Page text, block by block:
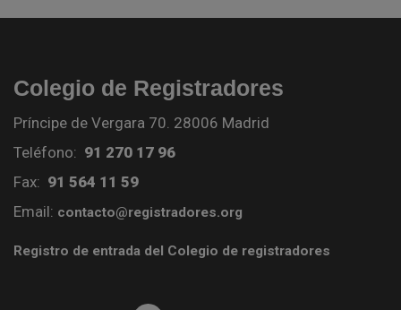
Colegio de Registradores
Príncipe de Vergara 70. 28006 Madrid
Teléfono: 91 270 17 96
Fax: 91 564 11 59
Email: contacto@registradores.org
Registro de entrada del Colegio de registradores